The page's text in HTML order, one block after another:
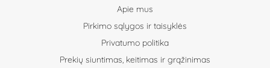
Apie mus
Pirkimo sąlygos ir taisyklės
Privatumo politika
Prekių siuntimas, keitimas ir grąžinimas